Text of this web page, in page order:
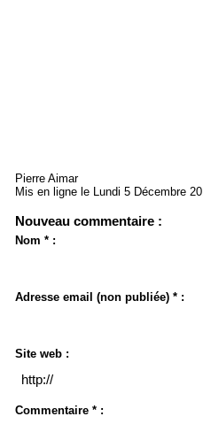
Pierre Aimar
Mis en ligne le Lundi 5 Décembre
Nouveau commentaire :
Nom * :
Adresse email (non publiée) * :
Site web :
Commentaire * :